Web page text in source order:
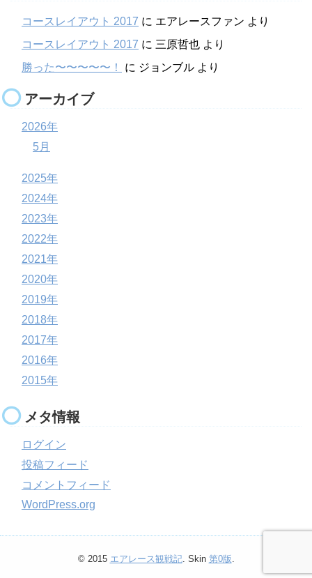
コースレイアウト 2017 に エアレースファン より
コースレイアウト 2017 に 三原哲也 より
勝った〜〜〜〜〜！
に ジョンブル より
アーカイブ
2026年
5月
2025年
2024年
2023年
2022年
2021年
2020年
2019年
2018年
2017年
2016年
2015年
メタ情報
ログイン
投稿フィード
コメントフィード
WordPress.org
© 2015 エアレース観戦記. Skin 第0版.